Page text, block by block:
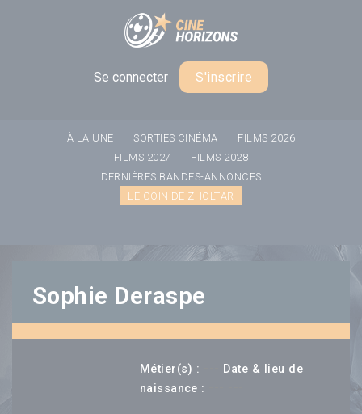
Se connecter S'inscrire
À LA UNE SORTIES CINÉMA
FILMS 2026
FILMS 2027
FILMS 2028
DERNIÈRES BANDES-ANNONCES
LE COIN DE ZHOLTAR
Sophie Deraspe
Métier(s) :
Date & lieu de
naissance :
Panneau de gestion des cookies